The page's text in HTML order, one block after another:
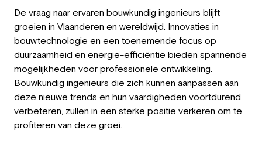
De vraag naar ervaren bouwkundig ingenieurs blijft
groeien in Vlaanderen en wereldwijd. Innovaties in
bouwtechnologie en een toenemende focus op
duurzaamheid en energie-efficiëntie bieden spannende
mogelijkheden voor professionele ontwikkeling.
Bouwkundig ingenieurs die zich kunnen aanpassen aan
deze nieuwe trends en hun vaardigheden voortdurend
verbeteren, zullen in een sterke positie verkeren om te
profiteren van deze groei.